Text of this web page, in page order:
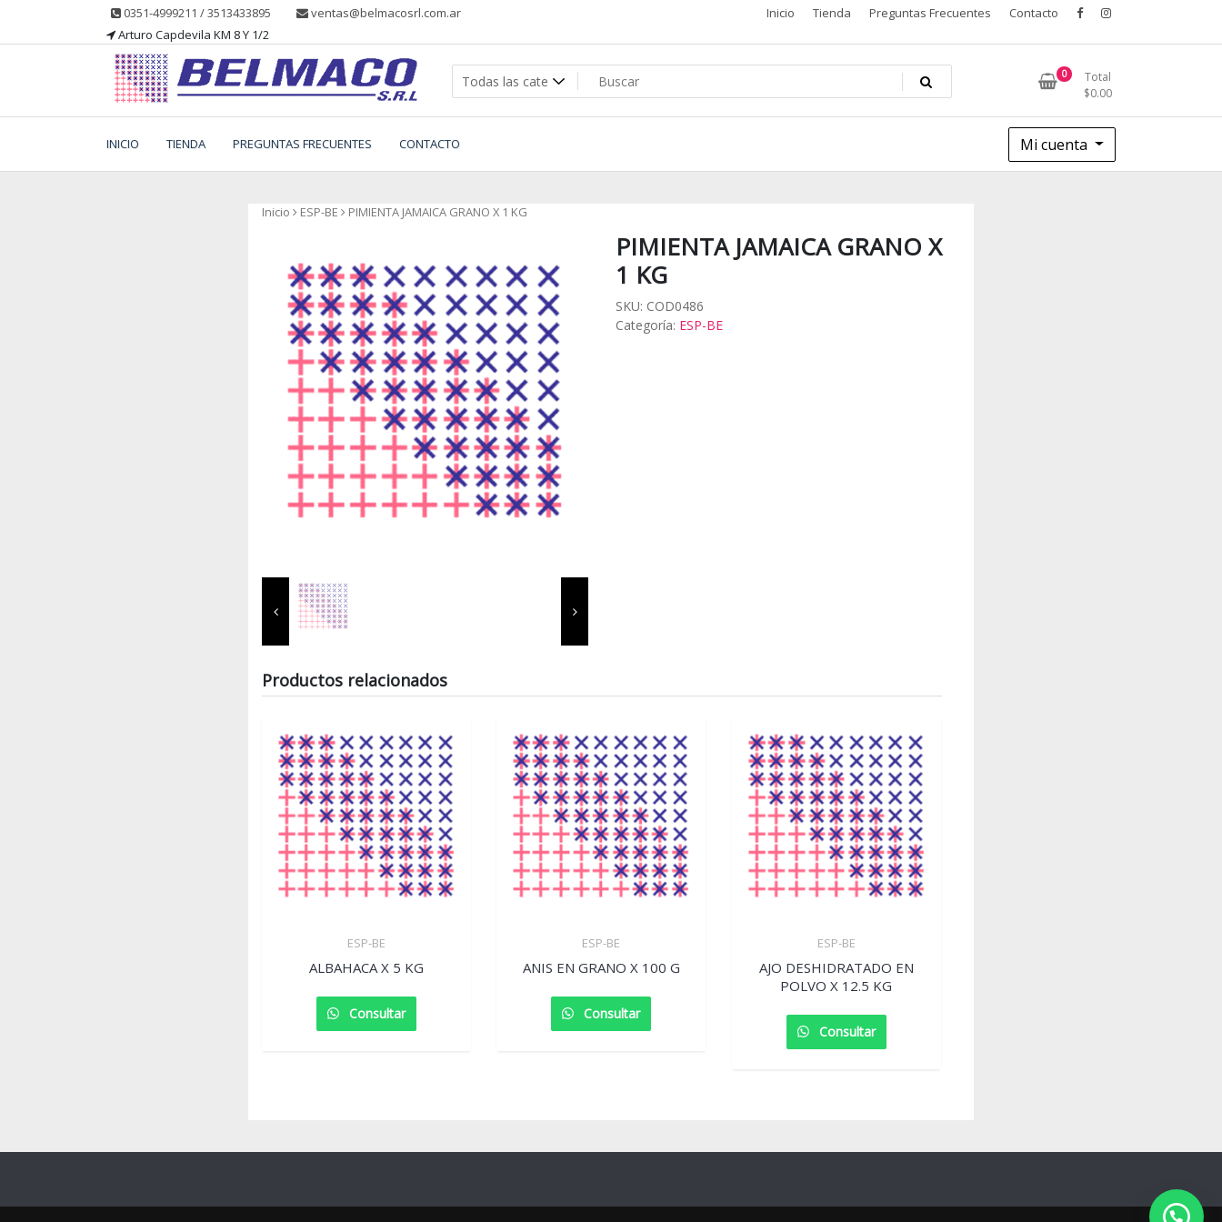
contenido
0351-4999211 / 3513433895
ventas@belmacosrl.com.ar
Arturo Capdevila KM 8 Y 1/2
Inicio Tienda Preguntas Frecuentes Contacto
Belmaco SRL – Aditivos
Belmaco SRL, Somos una empresa, dedicada a la
fabricación, comercialización y asesoramiento de
0
Total
$0.00
INICIO TIENDA PREGUNTAS FRECUENTES CONTACTO Mi cuenta
Inicio ESP-BE PIMIENTA JAMAICA GRANO X 1 KG
PIMIENTA JAMAICA GRANO X
1 KG
SKU: COD0486
Categoría: ESP-BE
Productos relacionados
ESP-BE
ALBAHACA X 5 KG
Consultar
ESP-BE
ANIS EN GRANO X 100 G
Consultar
ESP-BE
AJO DESHIDRATADO EN
POLVO X 12.5 KG
Consultar